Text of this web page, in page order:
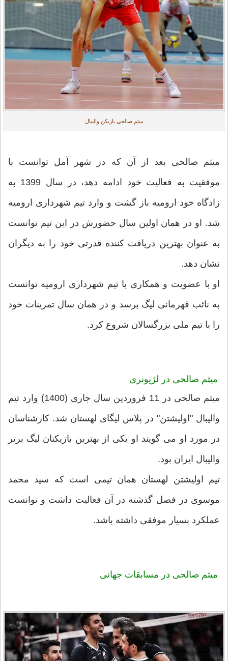
میثم صالحی بازیکن والیبال
میثم صالحی بعد از آن که در شهر آمل توانست با
موفقیت به فعالیت خود ادامه دهد، در سال 1399 به
زادگاه خود ارومیه باز گشت و وارد تیم شهرداری ارومیه
شد. او در همان اولین سال حضورش در این تیم توانست
به عنوان بهترین دریافت کننده قدرتی خود را به دیگران
نشان دهد.
او با عضویت و همکاری با تیم شهرداری ارومیه توانست
به نائب قهرمانی لیگ برسد و در همان سال تمرینات خود
را با تیم ملی بزرگسالان شروع کرد.
میثم صالحی در لژیونری
میثم صالحی در 11 فروردین سال جاری (1400) وارد تیم
والیبال "اولیشتن" در پلاس لیگای لهستان شد. کارشناسان
در مورد او می گویند او یکی از بهترین بازیکنان لیگ برتر
والیبال ایران بود.
تیم اولیشتن لهستان همان تیمی است که سید محمد
موسوی در فصل گذشته در آن فعالیت داشت و توانست
عملکرد بسیار موفقی داشته باشد.
میثم صالحی در مسابقات جهانی